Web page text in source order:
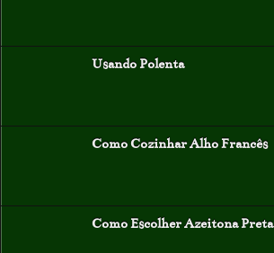
Usando Polenta
Como Cozinhar Alho Francês
Como Escolher Azeitona Preta